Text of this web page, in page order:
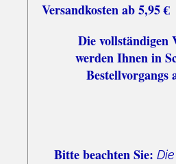
Versandkosten ab 5,95 €
Die vollständigen
werden Ihnen in
Bestellvorgangs
Bitte beachten Sie: